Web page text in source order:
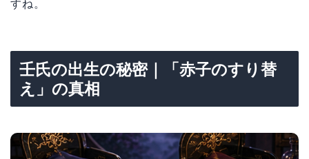
すね。
壬氏の出生の秘密｜「赤子のすり替
え」の真相